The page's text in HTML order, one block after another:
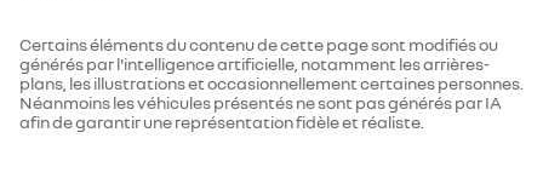
Certains éléments du contenu de cette page sont modifiés ou
générés par l'intelligence artificielle, notamment les arrières-
plans, les illustrations et occasionnellement certaines personnes.
Néanmoins les véhicules présentés ne sont pas générés par IA
afin de garantir une représentation fidèle et réaliste.